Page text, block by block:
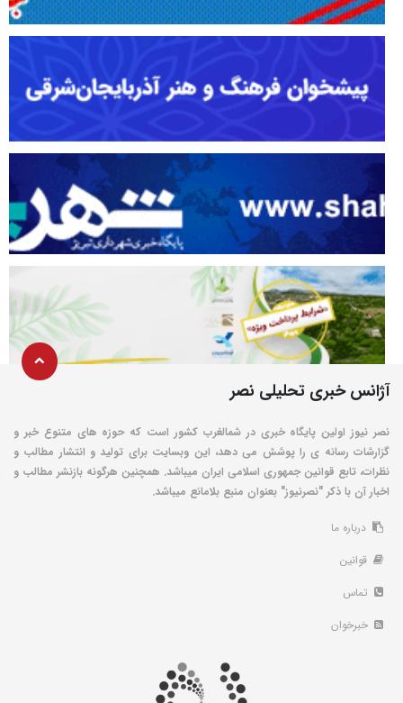
آژانس خبری تحلیلی نصر
نصر نیوز اولین پایگاه خبری در شمالغرب کشور است که حوزه های متنوع خبر و
گزارشات رسانه ی را پوشش می دهد، این وبسایت برای تولید و انتشار مطالب و
نظرات، تابع قوانین جمهوری اسلامی ایران میباشد. همچنین هرگونه بازنشر مطالب و
اخبار آن با ذکر "نصرنیوز" بعنوان منبع بلامانع میباشد.
درباره ما
قوانین
تماس
خبرخوان